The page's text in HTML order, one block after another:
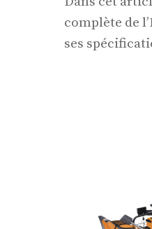
complète de
ses